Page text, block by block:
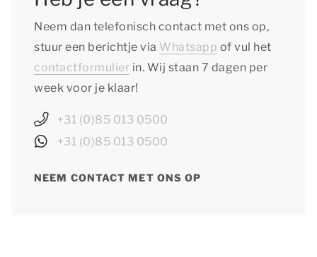
Neem dan telefonisch contact met ons op,
stuur een berichtje via Whatsapp of vul het
contactformulier in. Wij staan 7 dagen per
week voor je klaar!
+31 (0)85 013 0500
+31 (0)85 013 0500
NEEM CONTACT MET ONS OP